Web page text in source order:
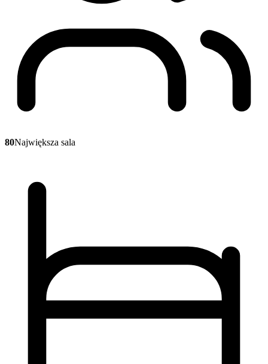
80Największa sala